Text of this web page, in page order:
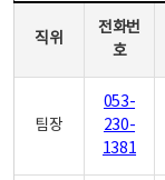
직위
전화번
호
팀장
053-
230-
1381